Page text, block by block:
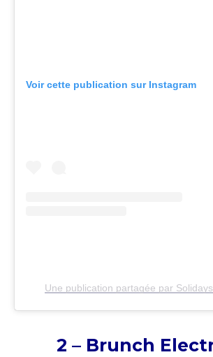
Voir cette publication sur Instagram
Une publication partagée par
2 – Brunch